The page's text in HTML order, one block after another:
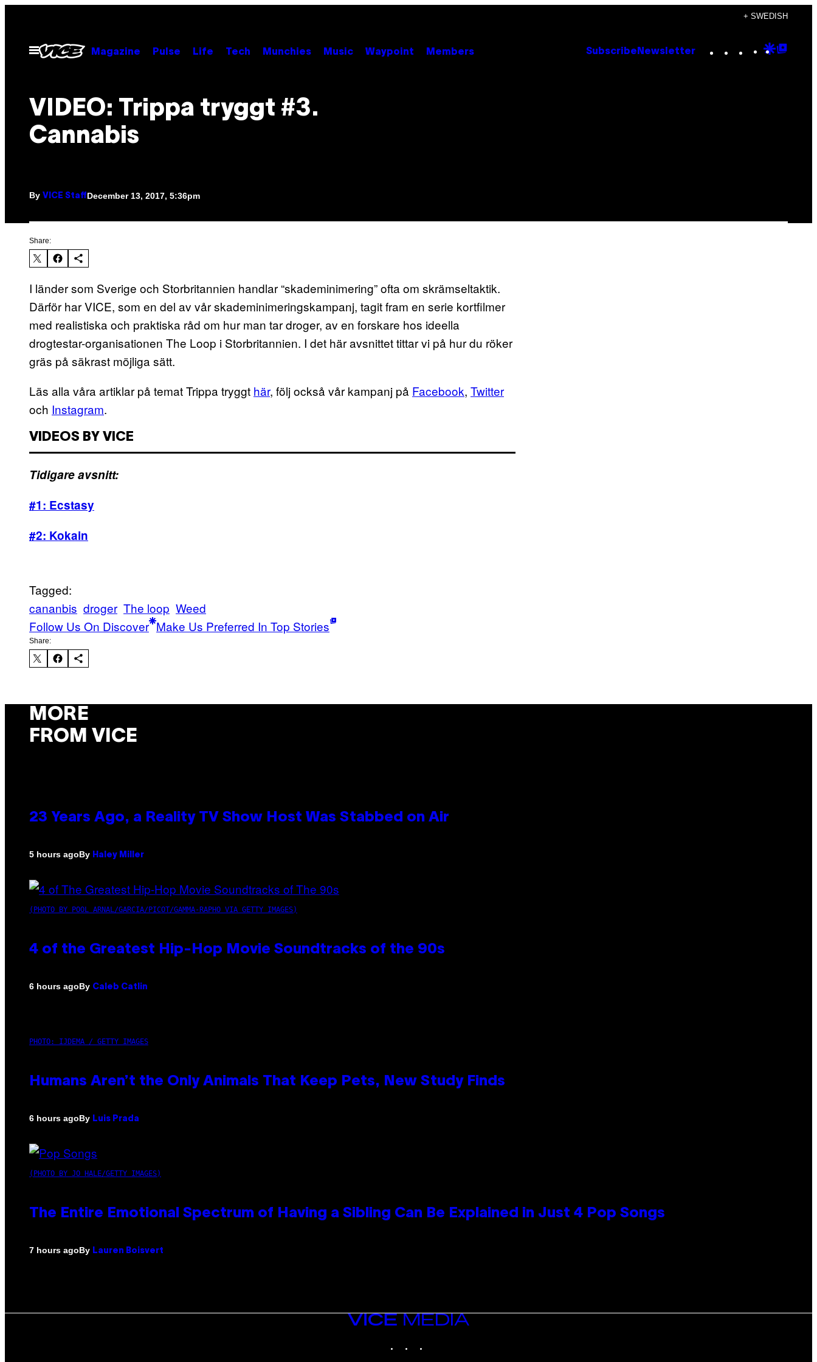
content
+ SWEDISH
Open
Menu
Magazine Pulse Life Tech Munchies Music Waypoint Members Subscribe Newsletter Instagram
TikTok
YouTube
Google
VIDEO: Trippa tryggt #3.
Cannabis
By VICE StaffDecember 13, 2017, 5:36pm
Share:
I länder som Sverige och Storbritannien handlar “skademinimering” ofta om skrämseltaktik.
Därför har VICE, som en del av vår skademinimeringskampanj, tagit fram en serie kortfilmer
med realistiska och praktiska råd om hur man tar droger, av en forskare hos ideella
drogtestar-organisationen The Loop i Storbritannien. I det här avsnittet tittar vi på hur du röker
gräs på säkrast möjliga sätt.
Läs alla våra artiklar på temat Trippa tryggt här, följ också vår kampanj på Facebook, Twitter
och Instagram.
VIDEOS BY VICE
Tidigare avsnitt:
#1: Ecstasy
#2: Kokain
Tagged:
cananbis droger The loop Weed
Follow Us On Discover Make Us Preferred In Top Stories
Share:
MORE
FROM VICE
23 Years Ago, a Reality TV Show Host Was Stabbed on Air
5 hours agoBy Haley Miller
(PHOTO BY POOL ARNAL/GARCIA/PICOT/GAMMA-RAPHO VIA GETTY IMAGES)
4 of the Greatest Hip-Hop Movie Soundtracks of the 90s
6 hours agoBy Caleb Catlin
PHOTO: IJDEMA / GETTY IMAGES
Humans Aren’t the Only Animals That Keep Pets, New Study Finds
6 hours agoBy Luis Prada
(PHOTO BY JO HALE/GETTY IMAGES)
The Entire Emotional Spectrum of Having a Sibling Can Be Explained in Just 4 Pop Songs
7 hours agoBy Lauren Boisvert
VICE
MEDIA